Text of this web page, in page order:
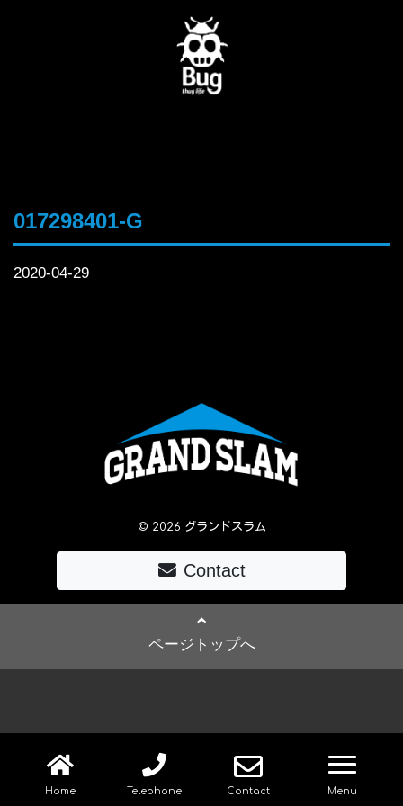
Home Telephone Contact Menu
017298401-G
2020-04-29
© 2026 グランドスラム
Contact
ページトップへ